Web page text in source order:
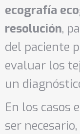
ecografía
resolución,
del paciente
evaluar los
un
En los casos
ser